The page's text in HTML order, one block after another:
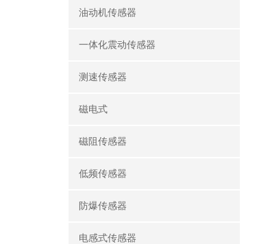
油动机传感器
一体化震动传感器
测速传感器
磁电式
磁阻传感器
低频传感器
防爆传感器
电感式传感器